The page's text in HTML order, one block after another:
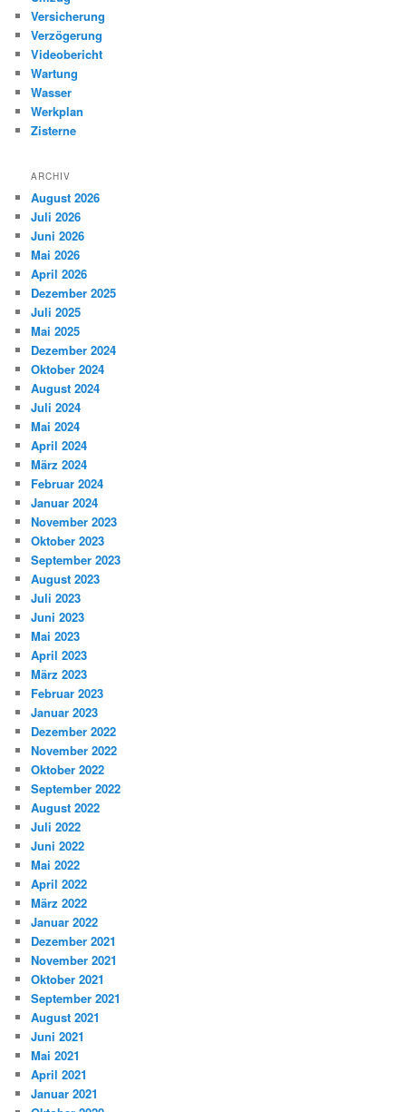
Versicherung
Verzögerung
Videobericht
Wartung
Wasser
Werkplan
Zisterne
ARCHIV
August 2026
Juli 2026
Juni 2026
Mai 2026
April 2026
Dezember 2025
Juli 2025
Mai 2025
Dezember 2024
Oktober 2024
August 2024
Juli 2024
Mai 2024
April 2024
März 2024
Februar 2024
Januar 2024
November 2023
Oktober 2023
September 2023
August 2023
Juli 2023
Juni 2023
Mai 2023
April 2023
März 2023
Februar 2023
Januar 2023
Dezember 2022
November 2022
Oktober 2022
September 2022
August 2022
Juli 2022
Juni 2022
Mai 2022
April 2022
März 2022
Januar 2022
Dezember 2021
November 2021
Oktober 2021
September 2021
August 2021
Juni 2021
Mai 2021
April 2021
Januar 2021